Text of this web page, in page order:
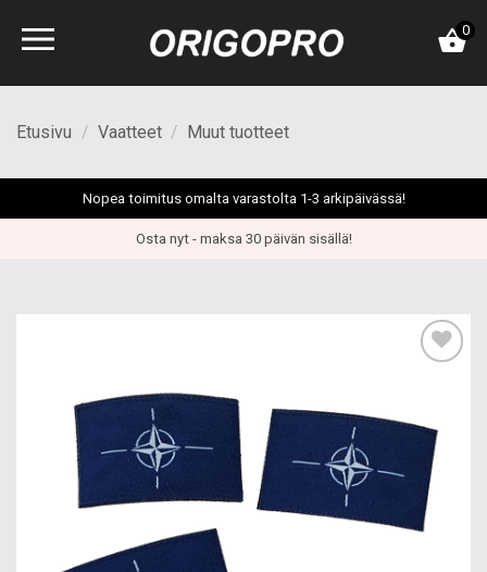
0
Etusivu / Vaatteet / Muut tuotteet
Nopea toimitus omalta varastolta 1-3 arkipäivässä!
Osta nyt - maksa 30 päivän sisällä!